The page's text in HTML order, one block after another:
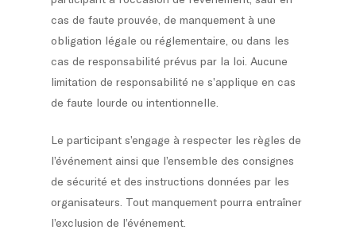
cas de faute prouvée, de manquement à une
obligation légale ou réglementaire, ou dans les
cas de responsabilité prévus par la loi. Aucune
limitation de responsabilité ne s’applique en cas
de faute lourde ou intentionnelle.
Le participant s’engage à respecter les règles de
l’événement ainsi que l’ensemble des consignes
de sécurité et des instructions données par les
organisateurs. Tout manquement pourra entraîner
l’exclusion de l’événement.